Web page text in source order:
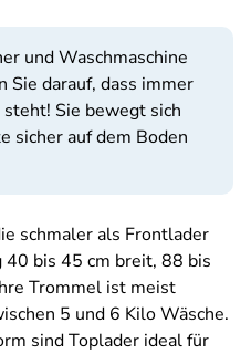
und Waschmaschine
Sie darauf, dass immer
Sie bewegt sich
sicher auf dem Boden
schmaler als Frontlader
40 bis 45 cm breit, 88 bis
Trommel ist meist
5 und 6 Kilo Wäsche.
sind Toplader ideal für